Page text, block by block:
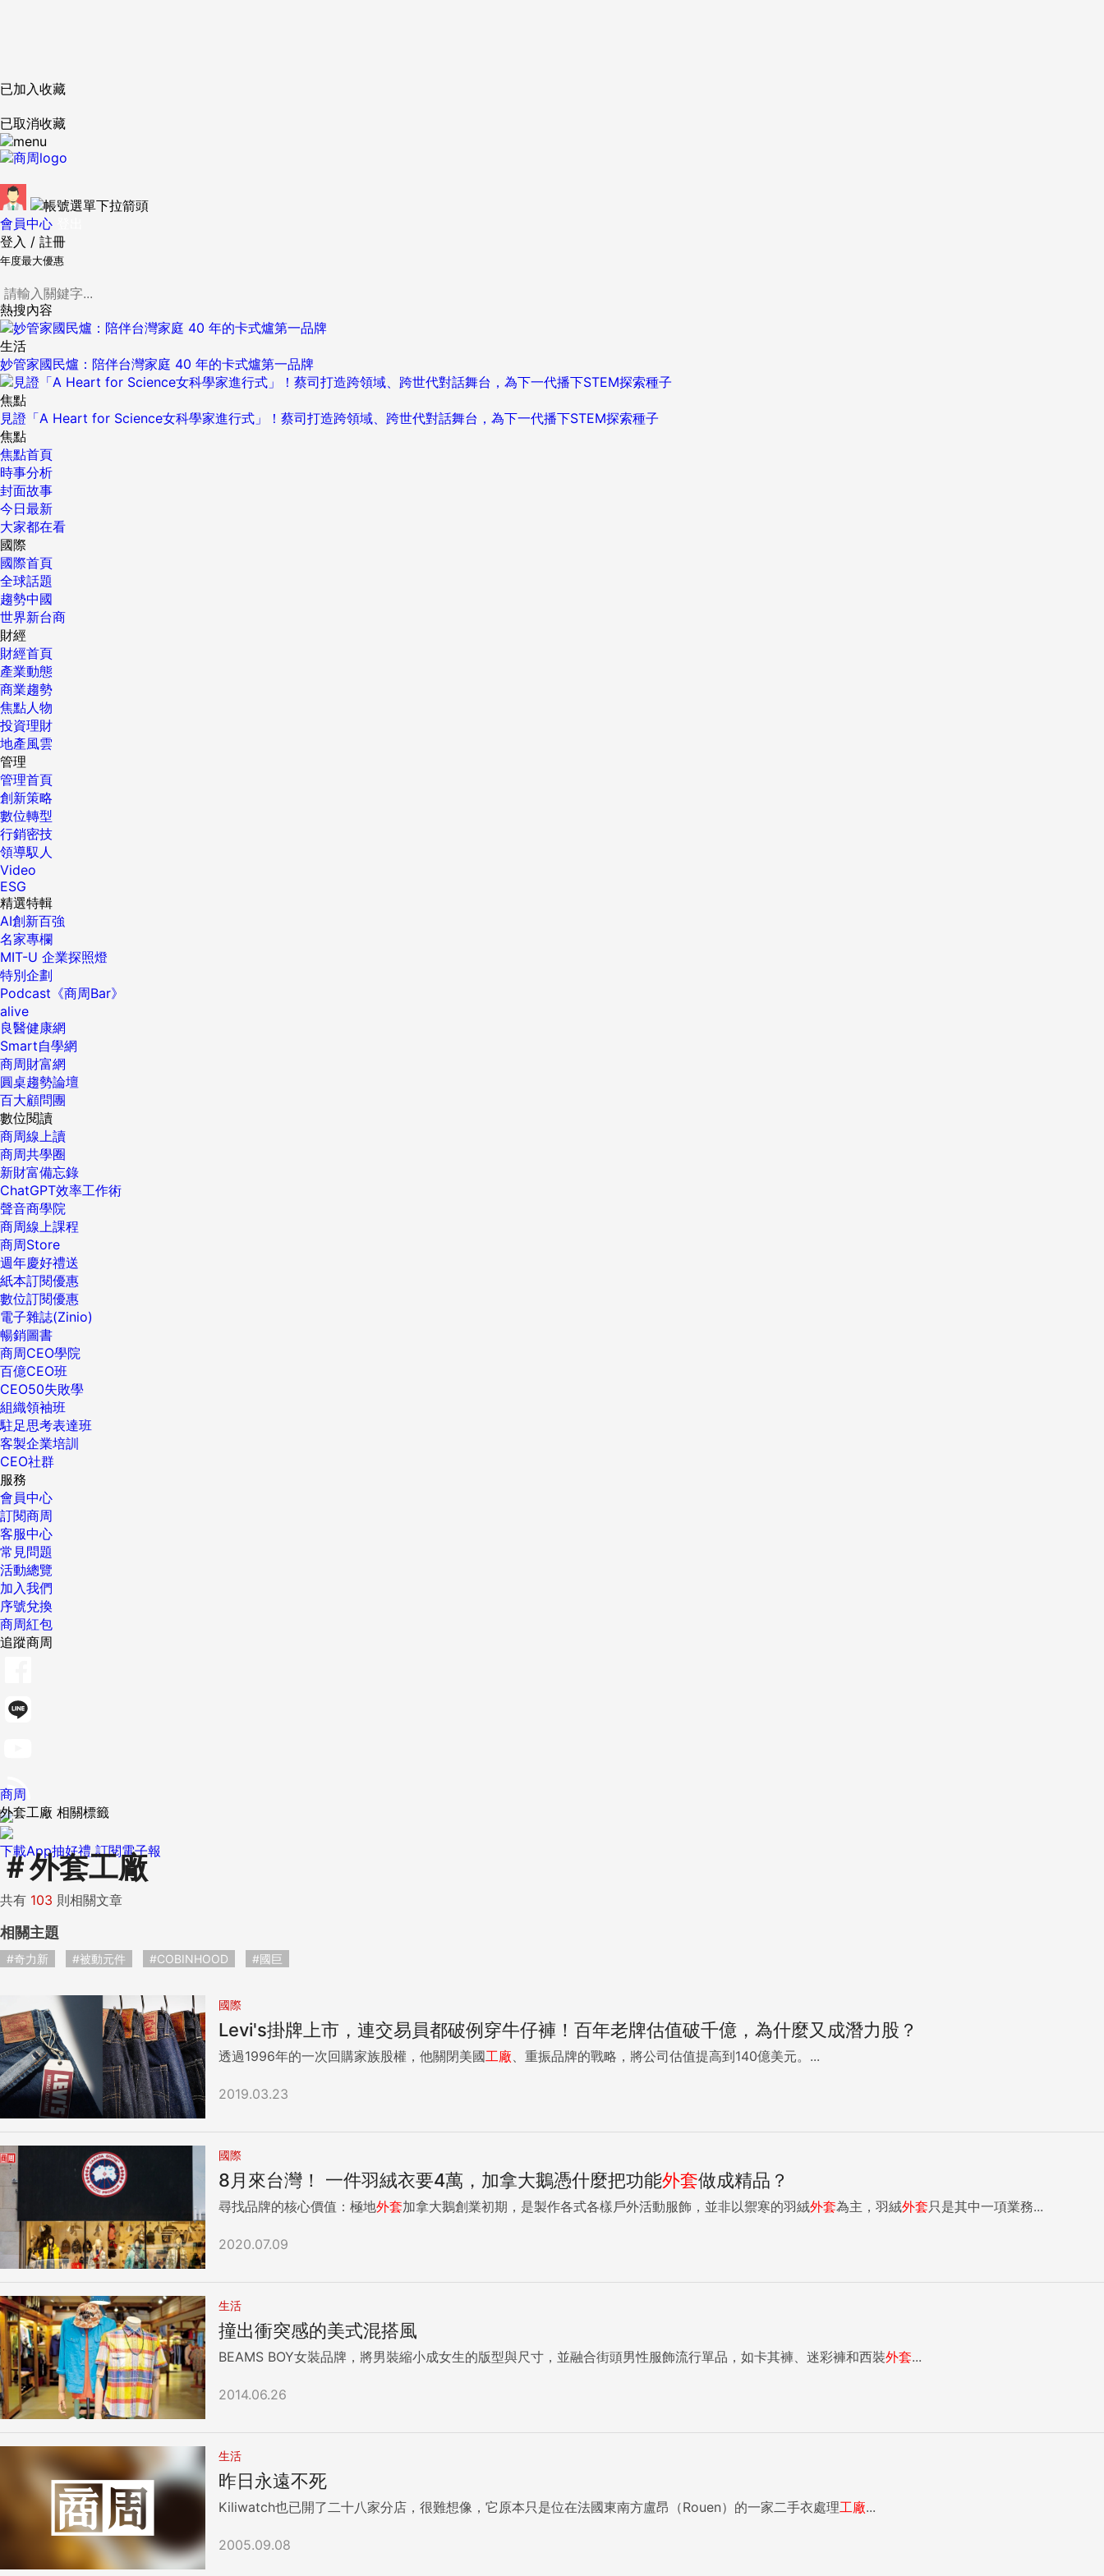
已加入收藏
已取消收藏
會員中心
登入 / 註冊
年度最大優惠
熱搜內容
生活
妙管家國民爐：陪伴台灣家庭 40 年的卡式爐第一品牌
焦點
見證「A Heart for Science女科學家進行式」！蔡司打造跨領域、跨世代對話舞台，為下一代播下STEM探索種子
焦點
焦點首頁
時事分析
封面故事
今日最新
大家都在看
國際
國際首頁
全球話題
趨勢中國
世界新台商
財經
財經首頁
產業動態
商業趨勢
焦點人物
投資理財
地產風雲
管理
管理首頁
創新策略
數位轉型
行銷密技
領導馭人
Video
ESG
精選特輯
AI創新百強
名家專欄
MIT-U 企業探照燈
特別企劃
Podcast《商周Bar》
alive
良醫健康網
Smart自學網
商周財富網
圓桌趨勢論壇
百大顧問團
數位閱讀
商周線上讀
商周共學圈
新財富備忘錄
ChatGPT效率工作術
聲音商學院
商周線上課程
商周Store
週年慶好禮送
紙本訂閱優惠
數位訂閱優惠
電子雜誌(Zinio)
暢銷圖書
商周CEO學院
百億CEO班
CEO50失敗學
組織領袖班
駐足思考表達班
客製企業培訓
CEO社群
服務
會員中心
訂閱商周
客服中心
常見問題
活動總覽
加入我們
序號兌換
商周紅包
追蹤商周
下載App抽好禮 訂閱電子報
商周
外套工廠 相關標籤
＃外套工廠
共有 103 則相關文章
相關主題
#奇力新 #被動元件 #COBINHOOD #國巨
國際
Levi's掛牌上市，連交易員都破例穿牛仔褲！百年老牌估值破千億，為什麼又成潛力股？
透過1996年的一次回購家族股權，他關閉美國工廠 、重振品牌的戰略，將公司估值提高到140億美元。...
2019.03.23
國際
8月來台灣！ 一件羽絨衣要4萬，加拿大鵝憑什麼把功能外套做成精品？
尋找品牌的核心價值：極地外套加拿大鵝創業初期，是製作各式各樣戶外活動服飾，並非以禦寒的羽絨外套為主，羽絨外套 只是其中一項業務...
2020.07.09
生活
撞出衝突感的美式混搭風
BEAMS BOY女裝品牌，將男裝縮小成女生的版型與尺寸，並融合街頭男性服飾流行單品，如卡其褲、迷彩褲和西裝外套...
2014.06.26
生活
昨日永遠不死
Kiliwatch也已開了二十八家分店，很難想像，它原本只是位在法國東南方盧昂（Rouen）的一家二手衣處理工廠...
2005.09.08